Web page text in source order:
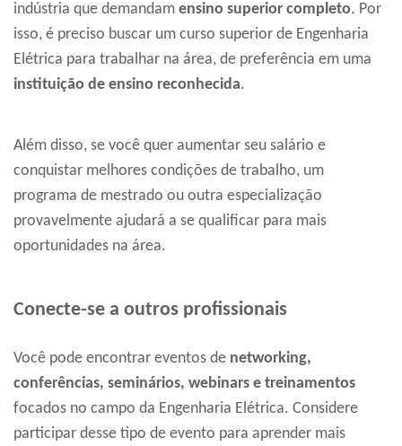
indústria que demandam ensino superior completo. Por
isso, é preciso buscar um curso superior de Engenharia
Elétrica para trabalhar na área, de preferência em uma
instituição de ensino reconhecida.
Além disso, se você quer aumentar seu salário e
conquistar melhores condições de trabalho, um
programa de mestrado ou outra especialização
provavelmente ajudará a se qualificar para mais
oportunidades na área.
Conecte-se a outros profissionais
Você pode encontrar eventos de networking,
conferências, seminários, webinars e treinamentos
focados no campo da Engenharia Elétrica. Considere
participar desse tipo de evento para aprender mais